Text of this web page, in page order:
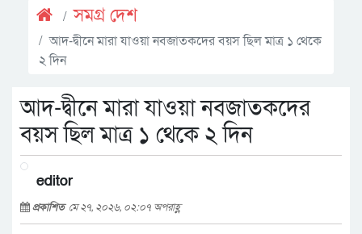
সমগ্র দেশ
আদ-দ্বীনে মারা যাওয়া নবজাতকদের বয়স ছিল মাত্র ১ থেকে
২ দিন
আদ-দ্বীনে মারা যাওয়া নবজাতকদের
বয়স ছিল মাত্র ১ থেকে ২ দিন
editor
প্রকাশিত মে ২৭, ২০২৬, ০২:০৭ অপরাহ্ণ